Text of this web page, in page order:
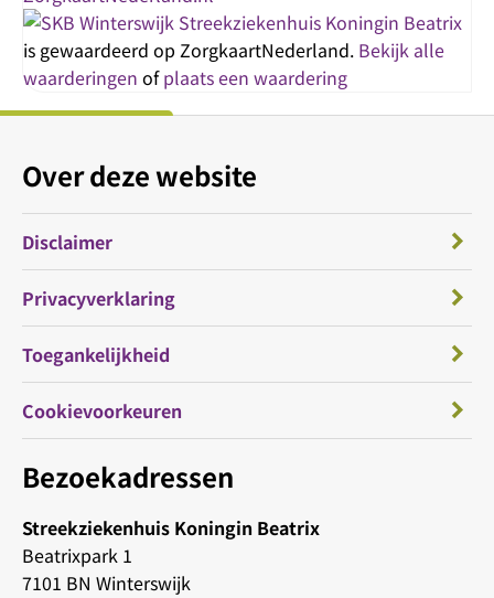
Streekziekenhuis Koningin Beatrix
is gewaardeerd op ZorgkaartNederland. Bekijk alle
waarderingen ofplaats een waardering
Bezoekadressen
Streekziekenhuis Koningin Beatrix
Beatrixpark 1
7101 BN Winterswijk
Over deze website
Disclaimer
Privacyverklaring
Toegankelijkheid
Cookievoorkeuren